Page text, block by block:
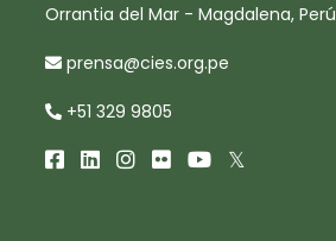
Orrantia del Mar - Magdalena, Perú
prensa@cies.org.pe
+51 329 9805